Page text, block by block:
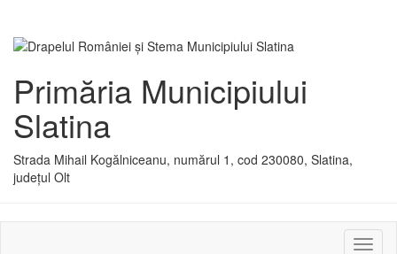
Primăria Municipiului
Slatina
Strada Mihail Kogălniceanu, numărul 1, cod 230080, Slatina,
județul Olt